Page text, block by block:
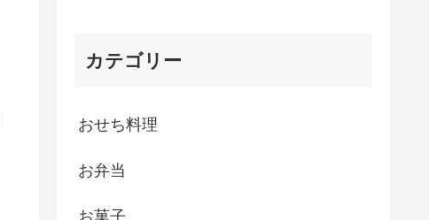
カテゴリー
おせち料理
お弁当
お菓子